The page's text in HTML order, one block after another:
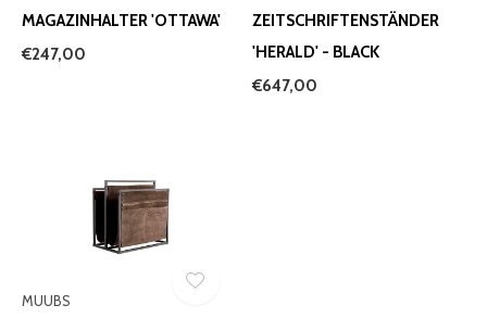
MAGAZINHALTER 'OTTAWA'
€247,00
ZEITSCHRIFTENSTÄNDER
'HERALD' - BLACK
€647,00
MUUBS